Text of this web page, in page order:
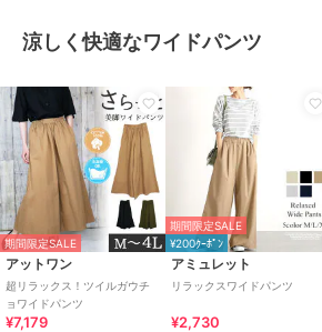
涼しく快適なワイドパンツ
期間限定SALE
アットワン
超リラックス！ツイルガウチ
ョワイドパンツ
¥7,179
期間限定SALE
¥200ｸｰﾎﾟﾝ
アミュレット
リラックスワイドパンツ
¥2,730